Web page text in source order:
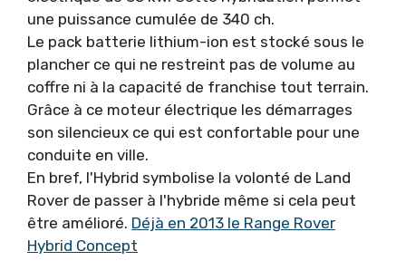
une puissance cumulée de 340 ch.
Le pack batterie lithium-ion est stocké sous le
plancher ce qui ne restreint pas de volume au
coffre ni à la capacité de franchise tout terrain.
Grâce à ce moteur électrique les démarrages
son silencieux ce qui est confortable pour une
conduite en ville.
En bref, l'Hybrid symbolise la volonté de Land
Rover de passer à l'hybride même si cela peut
être amélioré. Déjà en 2013 le Range Rover
Hybrid Concept